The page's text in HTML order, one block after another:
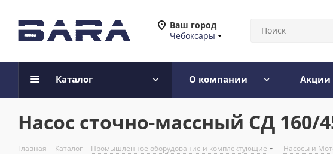
Ваш город
Чебоксары
Каталог О компании Акции
Насос сточно-массный СД 160/
Главная - Каталог - Промышленное оборудование и комплектующие - Насосы и